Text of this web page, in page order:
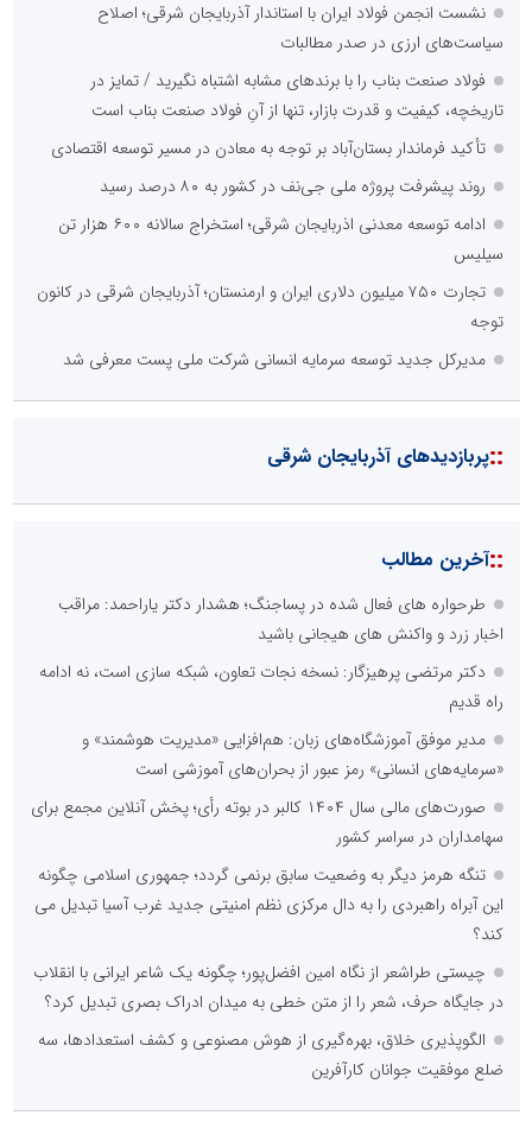
نشست انجمن فولاد ایران با استاندار آذربایجان شرقی؛ اصلاح
سیاست‌های ارزی در صدر مطالبات
فولاد صنعت بناب را با برندهای مشابه اشتباه نگیرید / تمایز در
تاریخچه، کیفیت و قدرت بازار، تنها از آنِ فولاد صنعت بناب است
تأکید فرماندار بستان‌آباد بر توجه به معادن در مسیر توسعه اقتصادی
روند پیشرفت پروژه ملی جی‌نف در کشور به ۸۰ درصد رسید
ادامه توسعه معدنی اذربایجان شرقی؛ استخراج سالانه ۶۰۰ هزار تن
سیلیس
تجارت ۷۵۰ میلیون دلاری ایران و ارمنستان؛ آذربایجان شرقی در کانون
توجه
مدیرکل جدید توسعه سرمایه انسانی شرکت ملی پست معرفی شد
::پربازدیدهای آذربایجان شرقی
::آخرین مطالب
طرحواره های فعال شده در پساجنگ؛ هشدار دکتر یاراحمد: مراقب
اخبار زرد و واکنش های هیجانی باشید
دکتر مرتضی پرهیزگار: نسخه نجات تعاون، شبکه سازی است، نه ادامه
راه قدیم
مدیر موفق آموزشگاه‌های زبان: هم‌افزایی «مدیریت هوشمند» و
«سرمایه‌های انسانی» رمز عبور از بحران‌های آموزشی است
صورت‌های مالی سال ۱۴۰۴ کالبر در بوته رأی؛ پخش آنلاین مجمع برای
سهامداران در سراسر کشور
تنگه هرمز دیگر به وضعیت سابق برنمی گردد؛ جمهوری اسلامی چگونه
این آبراه راهبردی را به دال مرکزی نظم امنیتی جدید غرب آسیا تبدیل می
کند؟
چیستی طراشعر از نگاه امین افضل‌پور؛ چگونه یک شاعر ایرانی با انقلاب
در جایگاه حرف، شعر را از متن خطی به میدان ادراک بصری تبدیل کرد؟
الگوپذیری خلاق، بهره‌گیری از هوش مصنوعی و کشف استعدادها، سه
ضلع موفقیت جوانان کارآفرین